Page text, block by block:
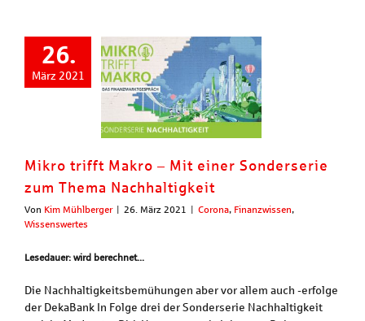
26.
März 2021
Mikro trifft Makro – Mit einer Sonderserie
zum Thema Nachhaltigkeit
Von Kim Mühlberger | 26. März 2021 | Corona, Finanzwissen,
Wissenswertes
Lesedauer: wird berechnet...
Die Nachhaltigkeitsbemühungen aber vor allem auch -erfolge
der DekaBank In Folge drei der Sonderserie Nachhaltigkeit